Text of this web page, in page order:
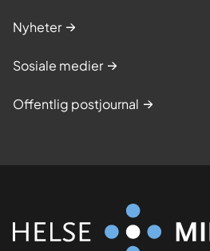
Nyheter
Sosiale medier
Offentlig postjournal